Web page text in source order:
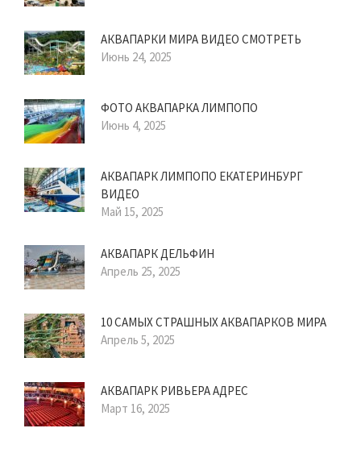
АКВАПАРКИ МИРА ВИДЕО СМОТРЕТЬ
Июнь 24, 2025
ФОТО АКВАПАРКА ЛИМПОПО
Июнь 4, 2025
АКВАПАРК ЛИМПОПО ЕКАТЕРИНБУРГ
ВИДЕО
Май 15, 2025
АКВАПАРК ДЕЛЬФИН
Апрель 25, 2025
10 САМЫХ СТРАШНЫХ АКВАПАРКОВ МИРА
Апрель 5, 2025
АКВАПАРК РИВЬЕРА АДРЕС
Март 16, 2025